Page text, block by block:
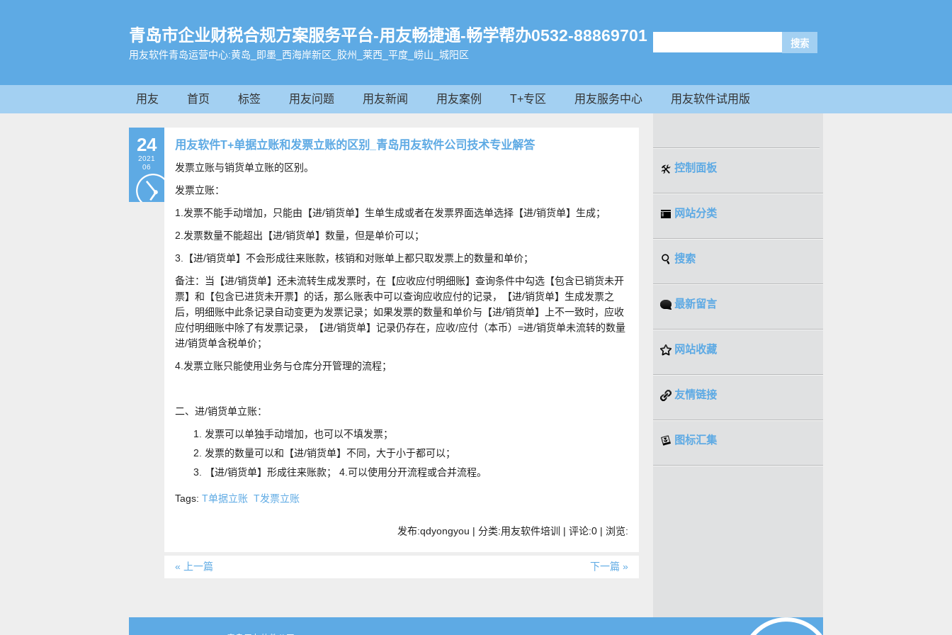
青岛市企业财税合规方案服务平台-用友畅捷通-畅学帮办0532-88869701
用友软件青岛运营中心:黄岛_即墨_西海岸新区_胶州_莱西_平度_崂山_城阳区
用友 首页 标签 用友问题 用友新闻 用友案例 T+专区 用友服务中心 用友软件试用版
24
2021
06
用友软件T+单据立账和发票立账的区别_青岛用友软件公司技术专业解答
发票立账与销货单立账的区别。
发票立账：
1.发票不能手动增加，只能由【进/销货单】生单生成或者在发票界面选单选择【进/销货单】生成；
2.发票数量不能超出【进/销货单】数量，但是单价可以；
3.【进/销货单】不会形成往来账款，核销和对账单上都只取发票上的数量和单价；
备注：当【进/销货单】还未流转生成发票时，在【应收应付明细账】查询条件中勾选【包含已销货未开
票】和【包含已进货未开票】的话，那么账表中可以查询应收应付的记录，【进/销货单】生成发票之
后，明细账中此条记录自动变更为发票记录；如果发票的数量和单价与【进/销货单】上不一致时，应收
应付明细账中除了有发票记录，【进/销货单】记录仍存在，应收/应付（本币）=进/销货单未流转的数量
进/销货单含税单价；
4.发票立账只能使用业务与仓库分开管理的流程；
二、进/销货单立账：
发票可以单独手动增加，也可以不填发票；
发票的数量可以和【进/销货单】不同，大于小于都可以；
【进/销货单】形成往来账款； 4.可以使用分开流程或合并流程。
Tags: T单据立账 T发票立账
发布:qdyongyou | 分类:用友软件培训 | 评论:0 | 浏览:
« 上一篇 下一篇 »
控制面板
网站分类
搜索
最新留言
网站收藏
友情链接
图标汇集